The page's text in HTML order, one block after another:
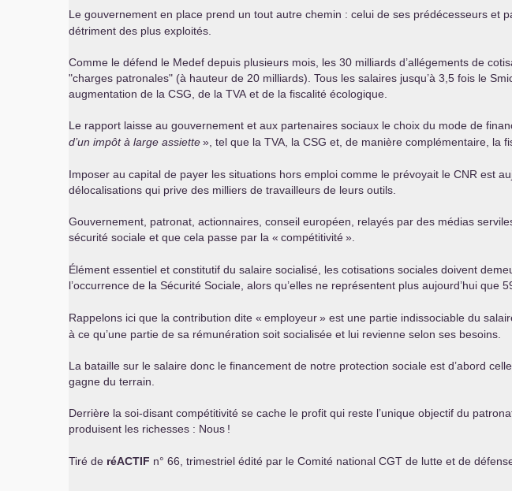
Le gouvernement en place prend un tout autre chemin : celui de ses prédécesseurs et
détriment des plus exploités.
Comme le défend le Medef depuis plusieurs mois, les 30 milliards d’allégements de
"charges patronales" (à hauteur de 20 milliards). Tous les salaires jusqu’à 3,5 fois le
augmentation de la CSG , de la TVA et de la fiscalité écologique.
Le rapport laisse au gouvernement et aux partenaires sociaux le choix du mode de
d’un impôt à large assiette», tel que la TVA , la CSG et, de manière complémentaire, la
Imposer au capital de payer les situations hors emploi comme le prévoyait le CNR est
délocalisations qui prive des milliers de travailleurs de leurs outils.
Gouvernement, patronat, actionnaires, conseil européen, relayés par des médias
sécurité sociale et que cela passe par la « compétitivité».
Élément essentiel et constitutif du salaire socialisé, les cotisations sociales doivent
l’occurrence de la Sécurité Sociale, alors qu’elles ne représentent plus aujourd’hui que
Rappelons ici que la contribution dite « employeur» est une partie indissociable du
à ce qu’une partie de sa rémunération soit socialisée et lui revienne selon ses besoins.
La bataille sur le salaire donc le financement de notre protection sociale est d’abord
gagne du terrain.
Derrière la soi-disant compétitivité se cache le profit qui reste l’unique objectif du
produisent les richesses : Nous !
Tiré de réACTIF n° 66, trimestriel édité par le Comité national CGT de lutte et de